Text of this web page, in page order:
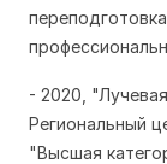
- 2020,
Региональный
"Высшая